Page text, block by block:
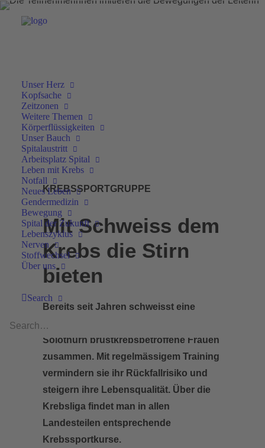
Unser Herz
Kopfsache
Zeitzonen
Weitere Themen
Körperflüssigkeiten
Unser Bauch
Spitalaustritt
Arbeitsplatz Spital
Leben mit Krebs
Notfall
Neues Leben
Gendermedizin
Bewegung
Spital der Zukunft
Lebenszyklus
Nerven
Stoffwechsel
Über uns
Search
KREBSSPORTGRUPPE
Mit Schweiss dem
Krebs die Stirn
bieten
Bereits seit Jahren schweisst eine
Solothurn brustkrebsbetroffene Frauen
zusammen. Mit regelmässigem Training
vermindern sie ihr Rückfallrisiko und
steigern ihre Lebensqualität. Über die
Krebsliga findet man in allen
Landesteilen entsprechende
Krebssportkurse.